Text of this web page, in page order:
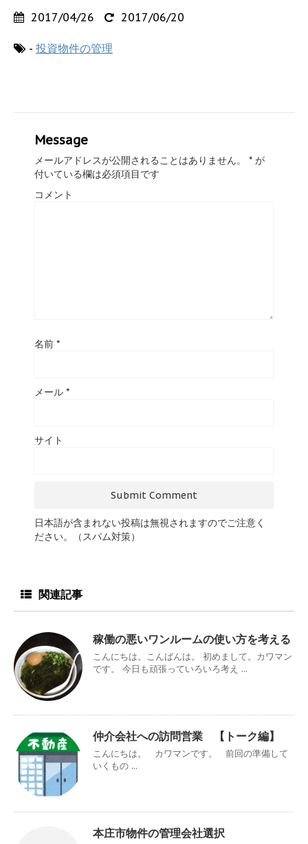
2017/04/26 2017/06/20
- 投資物件の管理
Message
メールアドレスが公開されることはありません。 * が
付いている欄は必須項目です
コメント
名前 *
メール *
サイト
日本語が含まれない投稿は無視されますのでご注意く
ださい。（スパム対策）
関連記事
稼働の悪いワンルームの使い方を考える
こんにちは。こんばんは。 初めまして。カワマン
です。 今日も頑張っていろいろ考え ...
仲介会社への訪問営業 【トーク編】
こんにちは。 カワマンです。 前回の準備して
いくもの ...
本庄市物件の管理会社選択